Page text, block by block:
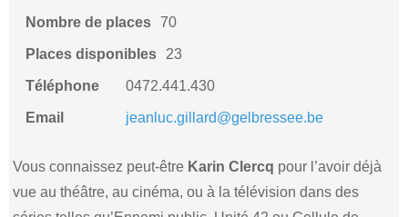
Nombre de places 70
Places disponibles 23
Téléphone 0472.441.430
Email jeanluc.gillard@gelbressee.be
Vous connaissez peut-être Karin Clercq pour l’avoir déjà
vue au théâtre, au cinéma, ou à la télévision dans des